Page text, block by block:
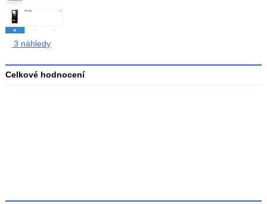
3 náhledy
Celkové hodnocení